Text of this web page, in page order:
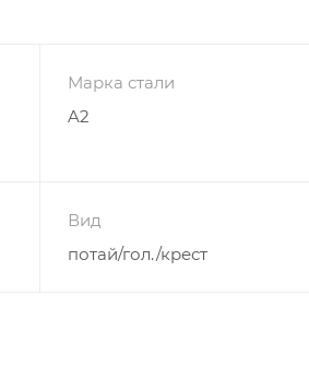
Марка стали
A2
Вид
потай/гол./крест